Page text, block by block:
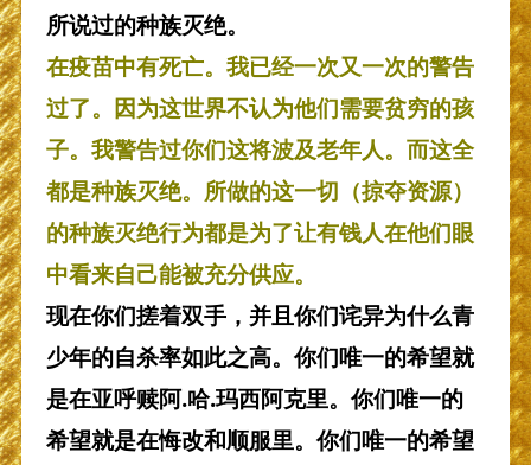
所说过的种族灭绝。
在疫苗中有死亡。我已经一次又一次的警告
过了。因为这世界不认为他们需要贫穷的孩
子。我警告过你们这将波及老年人。而这全
都是种族灭绝。所做的这一切（掠夺资源）
的种族灭绝行为都是为了让有钱人在他们眼
中看来自己能被充分供应。
现在你们搓着双手，并且你们诧异为什么青
少年的自杀率如此之高。你们唯一的希望就
是在亚呼赎阿.哈.玛西阿克里。你们唯一的
希望就是在悔改和顺服里。你们唯一的希望